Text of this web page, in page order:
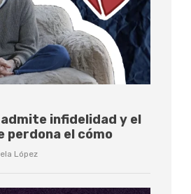
infidelidad y el
perdona el cómo
López